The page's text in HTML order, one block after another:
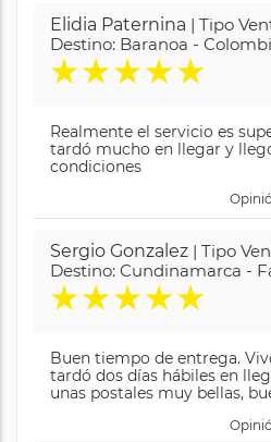
Elidia Paternina | Tipo
Destino: Baranoa -
★★★★★
Realmente el servicio es
tardó mucho en llegar y
condiciones
Sergio Gonzalez | Tipo
Destino: Cundinamarca -
★★★★★
Buen tiempo de entrega.
tardó dos días hábiles en
unas postales muy bellas,